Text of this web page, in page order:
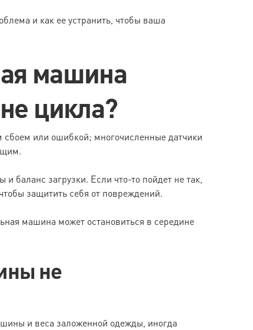
и как ее устранить, чтобы ваша
машина
цикла?
сбоем или ошибкой; многочисленные датчики
баланс загрузки. Если что-то пойдет не так,
защитить себя от повреждений.
машина может остановиться в середине
не
и веса заложенной одежды, иногда